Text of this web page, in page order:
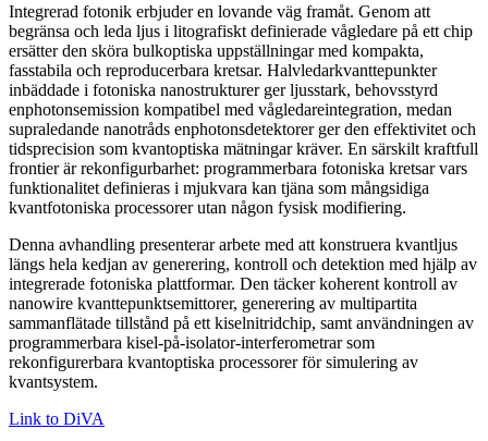
Integrerad fotonik erbjuder en lovande väg framåt. Genom att
begränsa och leda ljus i litografiskt definierade vågledare på ett chip
ersätter den sköra bulkoptiska uppställningar med kompakta,
fasstabila och reproducerbara kretsar. Halvledarkvanttepunkter
inbäddade i fotoniska nanostrukturer ger ljusstark, behovsstyrd
enphotonsemission kompatibel med vågledareintegration, medan
supraledande nanotråds enphotonsdetektorer ger den effektivitet och
tidsprecision som kvantoptiska mätningar kräver. En särskilt kraftfull
frontier är rekonfigurbarhet: programmerbara fotoniska kretsar vars
funktionalitet definieras i mjukvara kan tjäna som mångsidiga
kvantfotoniska processorer utan någon fysisk modifiering.
Denna avhandling presenterar arbete med att konstruera kvantljus
längs hela kedjan av generering, kontroll och detektion med hjälp av
integrerade fotoniska plattformar. Den täcker koherent kontroll av
nanowire kvanttepunktsemittorer, generering av multipartita
sammanflätade tillstånd på ett kiselnitridchip, samt användningen av
programmerbara kisel-på-isolator-interferometrar som
rekonfigurerbara kvantoptiska processorer för simulering av
kvantsystem.
Link to DiVA